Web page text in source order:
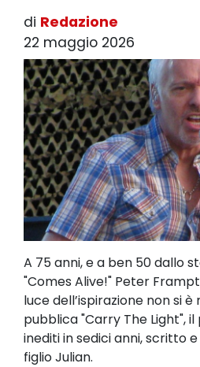
di Redazione
22 maggio 2026
A 75 anni, e a ben 50 dallo
"Comes Alive!" Peter
luce dell’ispirazione non si
pubblica "Carry The Light",
inediti in sedici anni, scritto
figlio Julian.